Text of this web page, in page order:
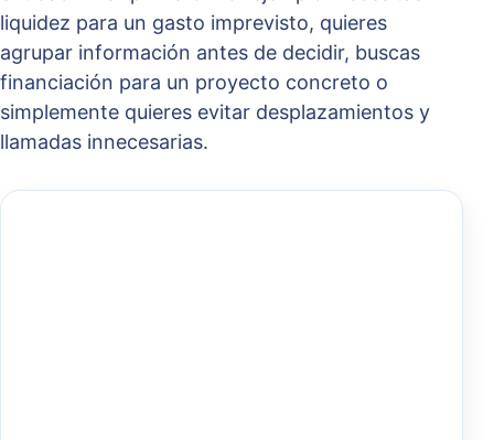
liquidez para un gasto imprevisto, quieres
agrupar información antes de decidir, buscas
financiación para un proyecto concreto o
simplemente quieres evitar desplazamientos y
llamadas innecesarias.